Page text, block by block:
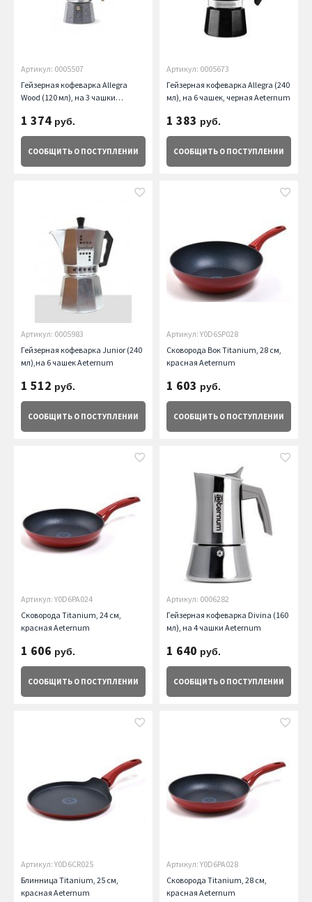
Артикул: 0005507
Гейзерная кофеварка Allegra
Wood (120 мл), на 3 чашки
1 374 руб.
СООБЩИТЬ О ПОСТУПЛЕНИИ
Артикул: 0005673
Гейзерная кофеварка Allegra (240
мл), на 6 чашек, черная Aeternum
1 383 руб.
СООБЩИТЬ О ПОСТУПЛЕНИИ
Артикул: 0005983
Гейзерная кофеварка Junior (240
мл),на 6 чашек Aeternum
1 512 руб.
СООБЩИТЬ О ПОСТУПЛЕНИИ
Артикул: Y0D6SP028
Сковорода Вок Titanium, 28 см,
красная Aeternum
1 603 руб.
СООБЩИТЬ О ПОСТУПЛЕНИИ
Артикул: Y0D6PA024
Сковорода Titanium, 24 см,
красная Aeternum
1 606 руб.
СООБЩИТЬ О ПОСТУПЛЕНИИ
Артикул: 0006282
Гейзерная кофеварка Divina (160
мл), на 4 чашки Aeternum
1 640 руб.
СООБЩИТЬ О ПОСТУПЛЕНИИ
Артикул: Y0D6CR025
Блинница Titanium, 25 см,
красная Aeternum
Артикул: Y0D6PA028
Сковорода Titanium, 28 см,
красная Aeternum